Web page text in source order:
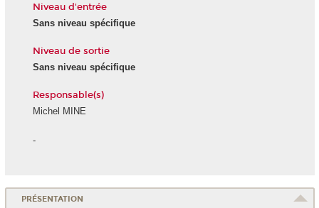
Niveau d'entrée
Sans niveau spécifique
Niveau de sortie
Sans niveau spécifique
Responsable(s)
Michel MINE
-
PRÉSENTATION